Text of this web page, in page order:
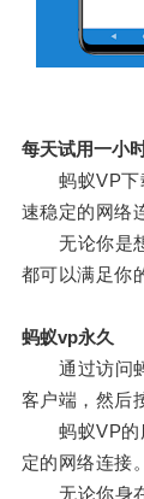
每天试用一小
蚂蚁VP下载
速稳定的网络
无论你是想
都可以满足你
蚂蚁vp永久
通过访问蚂
客户端，然后
蚂蚁VP的服
定的网络连接。
无论你身在